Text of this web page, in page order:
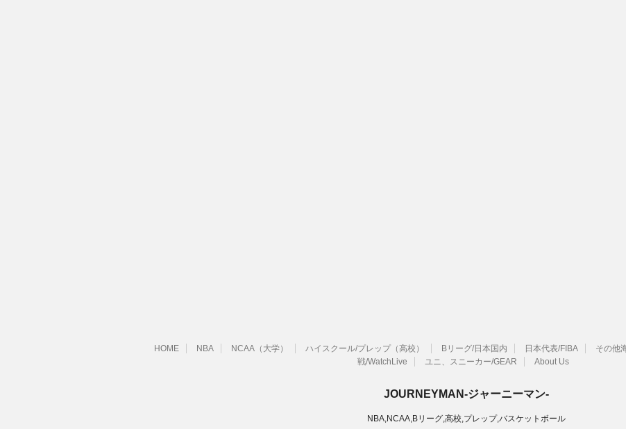
HOME NBA NCAA（大学） ハイスクール/プレップ（高校） Bリーグ/日本国内 日本代表/FIBA その他
戦/WatchLive
ユニ、スニーカー/GEAR About Us
JOURNEYMAN-ジャーニーマン-
NBA,NCAA,Bリーグ,高校,プレップ,バスケットボール